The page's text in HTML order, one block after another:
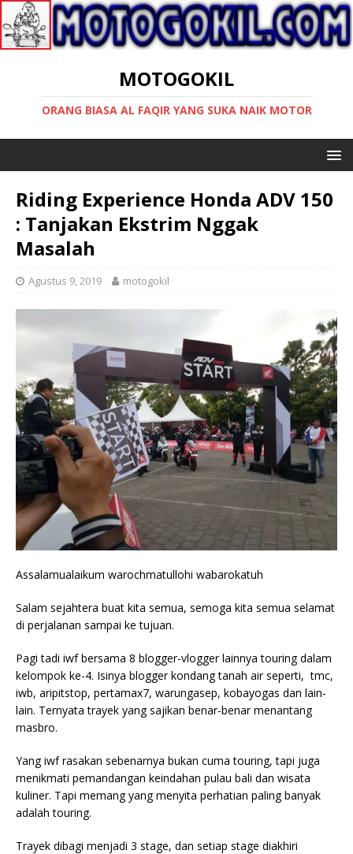
MOTOGOKIL
ORANG BIASA AL FAQIR YANG SUKA NAIK MOTOR
Riding Experience Honda ADV 150
: Tanjakan Ekstrim Nggak
Masalah
Agustus 9, 2019 motogokil
Assalamualaikum warochmatullohi wabarokatuh
Salam sejahtera buat kita semua, semoga kita semua selamat
di perjalanan sampai ke tujuan.
Pagi tadi iwf bersama 8 blogger-vlogger lainnya touring dalam
kelompok ke-4. Isinya blogger kondang tanah air seperti, tmc,
iwb, aripitstop, pertamax7, warungasep, kobayogas dan lain-
lain. Ternyata trayek yang sajikan benar-benar menantang
masbro.
Yang iwf rasakan sebenarnya bukan cuma touring, tapi juga
menikmati pemandangan keindahan pulau bali dan wisata
kuliner. Tapi memang yang menyita perhatian paling banyak
adalah touring.
Trayek dibagi menjadi 3 stage, dan setiap stage diakhiri